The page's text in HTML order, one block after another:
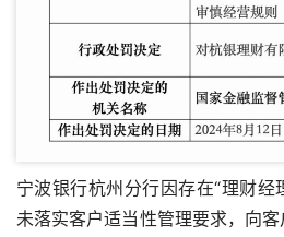
宁波银行杭州分行因存在“理财
未落实客户适当性管理要求，向